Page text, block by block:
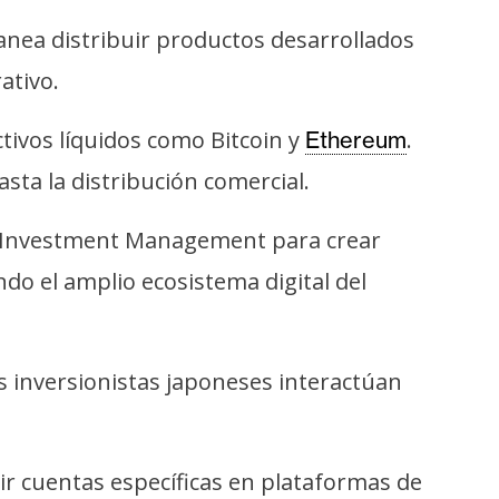
distribuir productos desarrollados
líquidos como Bitcoin y Ethereum.
la distribución comercial.
Management para crear
el amplio ecosistema digital del
inversionistas japoneses interactúan
cuentas específicas en plataformas de